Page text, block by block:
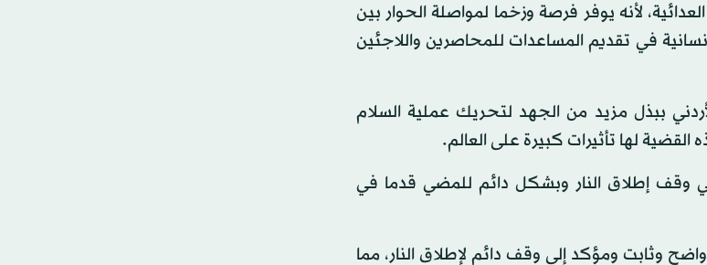
لأنه يوفر فرصة وزخما لمواصلة الحوار بين
في تقديم المساعدات للمحاصرين واللاجئين
ببذل مزيد من الجهد لتحريك عملية السلام
لها تأثيرات كبيرة على العالم.
وقف إطلاق النار وبشكل دائم للمضي قدما في
وثابت ومؤكد إلى وقف دائم لإطلاق النار، مما